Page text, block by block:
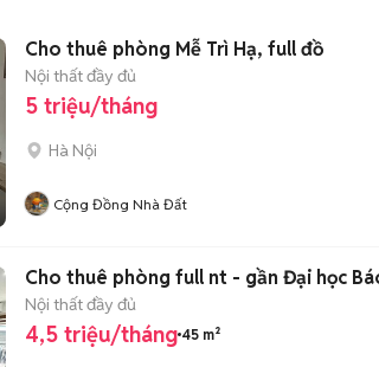
Cho thuê phòng Mễ Trì Hạ, full đồ
Nội thất đầy đủ
5 triệu/tháng
Hà Nội
Cộng Đồng Nhà Đất
Cho thuê phòng full nt - gần Đại học
Nội thất đầy đủ
4,5 triệu/tháng 45 m²